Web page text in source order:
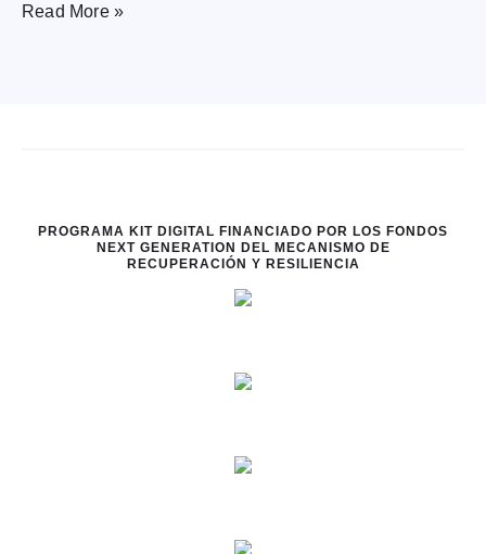
Read More »
PROGRAMA KIT DIGITAL FINANCIADO POR LOS FONDOS
NEXT GENERATION DEL MECANISMO DE
RECUPERACIÓN Y RESILIENCIA